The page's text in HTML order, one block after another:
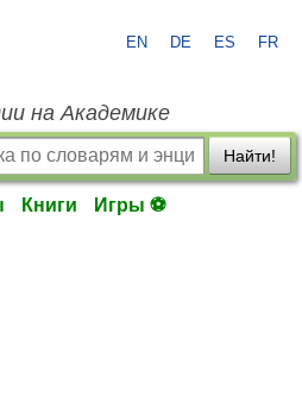
EN DE ES FR
на Академике
Найти!
Книги Игры ⚽